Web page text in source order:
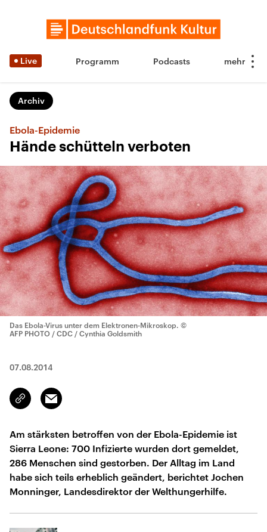
Live Programm Podcasts
Archiv
Ebola-Epidemie
Hände schütteln verboten
Das Ebola-Virus unter dem Elektronen-Mikroskop. ©
AFP PHOTO / CDC / Cynthia Goldsmith
07.08.2014
Link
kopieren/teilen
Email
Am stärksten betroffen von der Ebola-Epidemie ist
Sierra Leone: 700 Infizierte wurden dort gemeldet,
286 Menschen sind gestorben. Der Alltag im Land
habe sich teils erheblich geändert, berichtet Jochen
Monninger, Landesdirektor der Welthungerhilfe.